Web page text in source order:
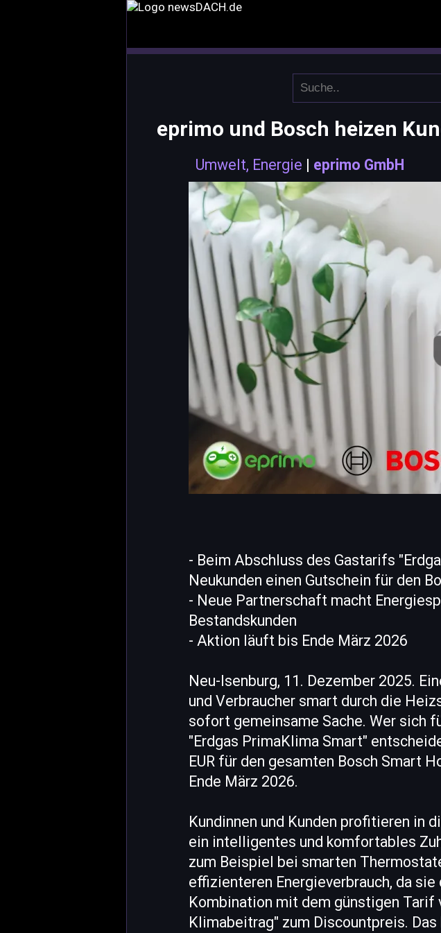
eprimo und Bosch heizen
Umwelt, Energie | eprimo GmbH
- Beim Abschluss des Gastarifs
Neukunden einen Gutschein für den
- Neue Partnerschaft macht
Bestandskunden
- Aktion läuft bis Ende März 2026
Neu-Isenburg, 11. Dezember 2025.
und Verbraucher smart durch die
sofort gemeinsame Sache. Wer sich
"Erdgas PrimaKlima Smart"
EUR für den gesamten Bosch Smart
Ende März 2026.
Kundinnen und Kunden profitieren in
ein intelligentes und komfortables
zum Beispiel bei smarten
effizienteren Energieverbrauch, da
Kombination mit dem günstigen Tarif
Klimabeitrag" zum Discountpreis.